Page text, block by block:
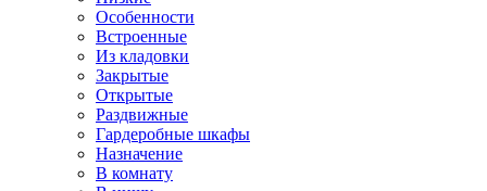
Особенности
Встроенные
Из кладовки
Закрытые
Открытые
Раздвижные
Гардеробные шкафы
Назначение
В комнату